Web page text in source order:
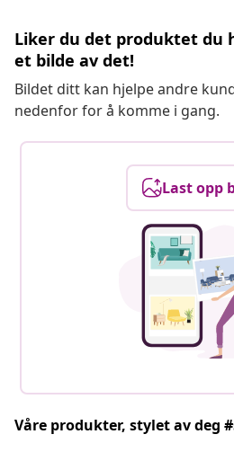
Liker du det produktet du
et bilde av det!
Bildet ditt kan hjelpe andre
nedenfor for å komme i gang.
Last opp
Våre produkter, stylet av deg